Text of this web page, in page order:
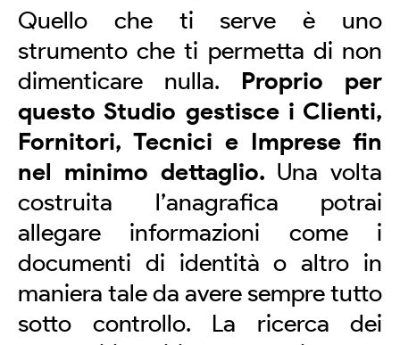
Quello che ti serve è uno
strumento che ti permetta di non
dimenticare nulla. Proprio per
questo Studio gestisce i Clienti,
Fornitori, Tecnici e Imprese fin
nel minimo dettaglio. Una volta
costruita l’anagrafica potrai
allegare informazioni come i
documenti di identità o altro in
maniera tale da avere sempre tutto
sotto controllo. La ricerca dei